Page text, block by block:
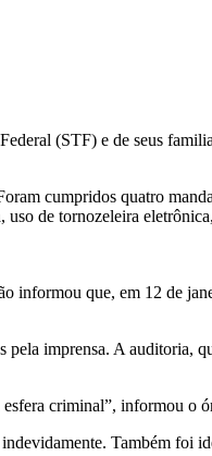
(STF) e de seus
cumpridos quatro
de tornozeleira
informou que, em 12 de
imprensa. A auditoria,
criminal”, informou o
Também foi